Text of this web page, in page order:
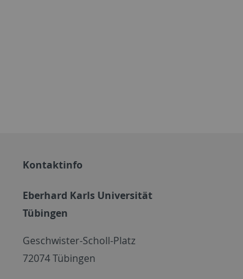
Kontaktinfo
Eberhard Karls Universität
Tübingen
Geschwister-Scholl-Platz
72074 Tübingen